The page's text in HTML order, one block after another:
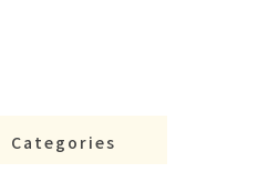
Categories